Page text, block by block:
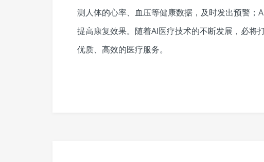
测人体的心率、血压等健康数据，及时发出预警；
提高康复效果。随着AI医疗技术的不断发展，必将
优质、高效的医疗服务。